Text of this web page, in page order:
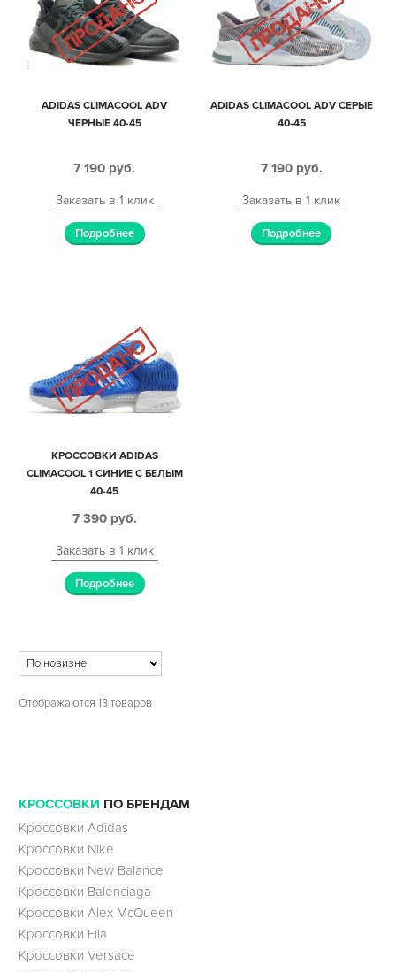
ADIDAS CLIMACOOL ADV
ЧЕРНЫЕ 40-45
7 190 руб.
Заказать в 1 клик
Подробнее
ADIDAS CLIMACOOL ADV СЕРЫЕ
40-45
7 190 руб.
Заказать в 1 клик
Подробнее
КРОССОВКИ ADIDAS
CLIMACOOL 1 СИНИЕ С БЕЛЫМ
40-45
7 390 руб.
Заказать в 1 клик
Подробнее
Отображаются 13 товаров
КРОССОВКИ ПО БРЕНДАМ
Кроссовки Adidas
Кроссовки Nike
Кроссовки New Balance
Кроссовки Balenciaga
Кроссовки Alex McQueen
Кроссовки Fila
Кроссовки Versace